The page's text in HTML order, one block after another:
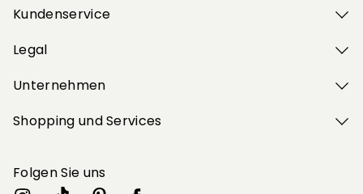
Kundenservice
Legal
Unternehmen
Shopping und Services
Folgen Sie uns